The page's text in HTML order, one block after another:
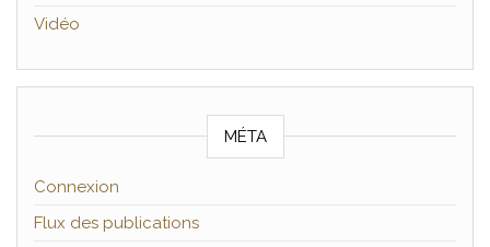
Vidéo
MÉTA
Connexion
Flux des publications